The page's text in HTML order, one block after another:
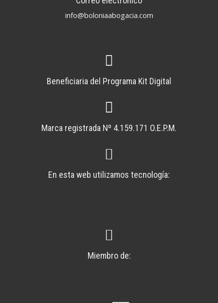
info@boloniaabogacia.com
Beneficiaria del Programa Kit Digital
Marca registrada Nº 4.159.171 O.E.P.M.
En esta web utilizamos tecnología:
Miembro de: